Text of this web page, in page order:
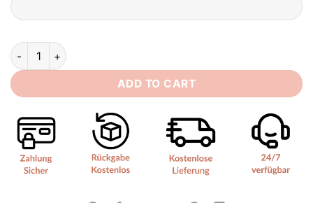
Schlichtes Brautkleid mit Ärmel quantity
ADD TO CART